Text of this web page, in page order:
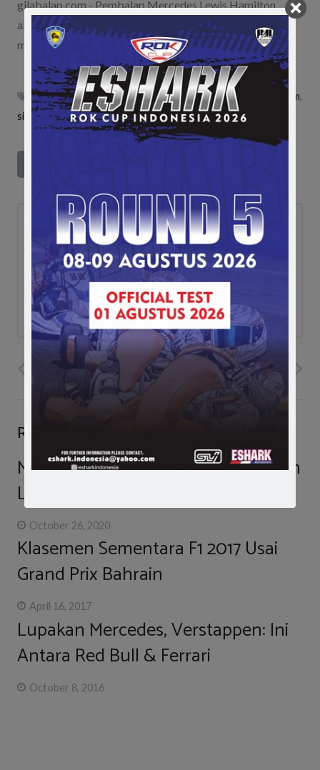
gilabalap.com - Pembalap Mercedes Lewis Hamilton
akhirnya meraih pole position di Grand Prix Meksiko usai
mencatat…
f1,formula 1, gp meksiko,lewis hamilton,mercedes f1 team,
sirkuit hermanos rodriguez
ad
PREVIOUS POST NEXT POST
Related Posts
Menangi F1 Portugal, Lewis Hamilton
Lewati Rekor Schumacher
October 26, 2020
Klasemen Sementara F1 2017 Usai
Grand Prix Bahrain
April 16, 2017
Lupakan Mercedes, Verstappen: Ini
Antara Red Bull & Ferrari
October 8, 2016